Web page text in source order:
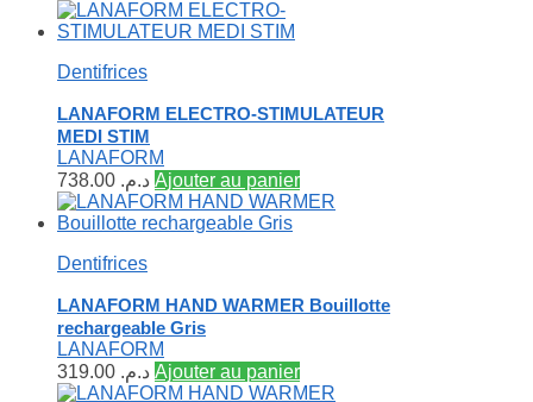
Dentifrices
LANAFORM ELECTRO-STIMULATEUR
MEDI STIM
LANAFORM
د.م. Ajouter au panier
Dentifrices
LANAFORM HAND WARMER Bouillotte
rechargeable Gris
LANAFORM
د.م. Ajouter au panier